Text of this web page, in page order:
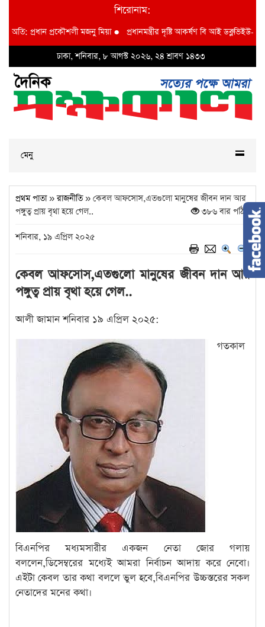
শিরোনাম:
প্রকৌশলী মজনু মিয়া●প্রধানমন্ত্রীর দৃষ্টি আকর্ষণ বি আই ডব্লুভিইউ-তে দুর্নীতির
ঢাকা, শনিবার, ৮ আগস্ট ২০২৬, ২৪ শ্রাবণ ১৪৩৩
মেনু
প্রথম পাতা»রাজনীতি» কেবল আফসোস,এতগুলো মানুষের জীবন দান আর
পঙ্গুত্ব প্রায় বৃথা হয়ে গেল..
৩৮৬ বার পঠিত
শনিবার, ১৯ এপ্রিল ২০২৫
কেবল আফসোস,এতগুলো মানুষের জীবন দান আর
পঙ্গুত্ব প্রায় বৃথা হয়ে গেল..
আলী জামান শনিবার ১৯ এপ্রিল ২০২৫:
গতকাল
বিএনপির মধ্যমসারীর একজন নেতা জোর গলায়
বললেন,ডিসেম্বরের মধ্যেই আমরা নির্বাচন আদায় করে নেবো।
এইটা কেবল তার কথা বললে ভুল হবে,বিএনপির উচ্চস্তরের সকল
নেতাদের মনের কথা।